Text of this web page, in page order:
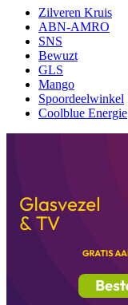
Zilveren Kruis
ABN-AMRO
SNS
Bewuzt
GLS
Mango
Spoordeelwinkel
Coolblue Energie